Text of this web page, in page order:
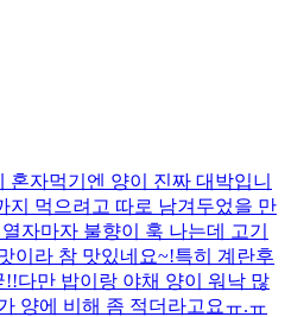
자먹기엔 양이 진짜 대박입니
지 먹으려고 따로 남겨두었을 만
자마자 불향이 훅 나는데 고기
이라 참 맛있네요~!특히 계란후
다만 밥이랑 야채 양이 워낙 많
양에 비해 좀 적더라고요ㅠ.ㅠ